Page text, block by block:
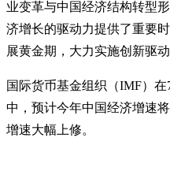
业变革与中国经济结构转型
济增长的驱动力提供了重要
展黄金期，大力实施创新驱
国际货币基金组织（IMF）
中，预计今年中国经济增速
增速大幅上修。